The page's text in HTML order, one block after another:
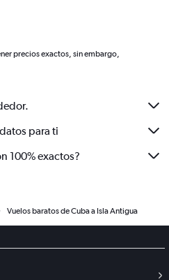
precios exactos, sin embargo,
para ti
100% exactos?
Vuelos baratos de Cuba a Isla Antigua